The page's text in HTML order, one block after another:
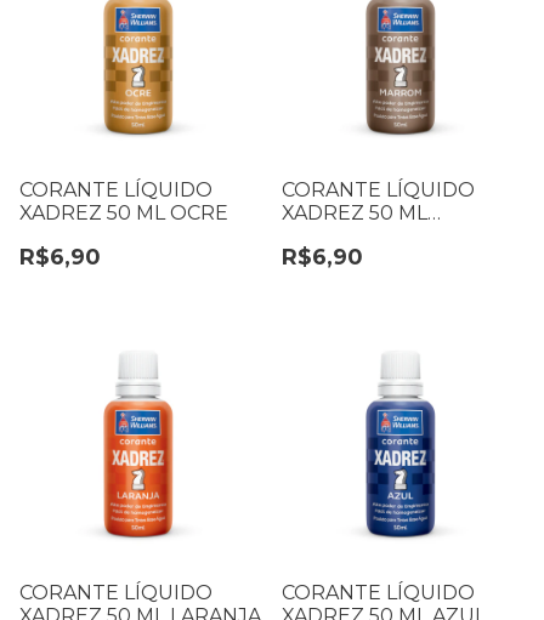
CORANTE LÍQUIDO
XADREZ 50 ML OCRE
R$6,90
CORANTE LÍQUIDO
XADREZ 50 ML
R$6,90
CORANTE LÍQUIDO
CORANTE LÍQUIDO